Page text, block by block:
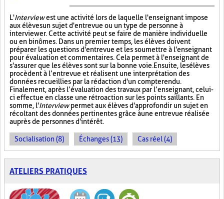
L'Interviewest une activité lors de laquelle l'enseignant impose
aux élèves un sujet d'entrevue ou un type de personne à
interviewer. Cette activité peut se faire de manière individuelle
ou en binômes. Dans un premier temps, les élèves doivent
préparer les questions d'entrevue et les soumettre à l'enseignant
pour évaluation et commentaires. Cela permet à l'enseignant de
s'assurer que les élèves sont sur la bonne voie. Ensuite, les élèves
procèdent à l’entrevue et réalisent une interprétation des
données recueillies par la rédaction d'un compte rendu.
Finalement, après l’évaluation des travaux par l’enseignant, celui-
ci effectue en classe une rétroaction sur les points saillants. En
somme, l'Interviewpermet aux élèves d'approfondir un sujet en
récoltant des données pertinentes grâce à une entrevue réalisée
auprès de personnes d'intérêt.
Socialisation (8) Échanges (13) Cas réel (4)
ATELIERS PRATIQUES